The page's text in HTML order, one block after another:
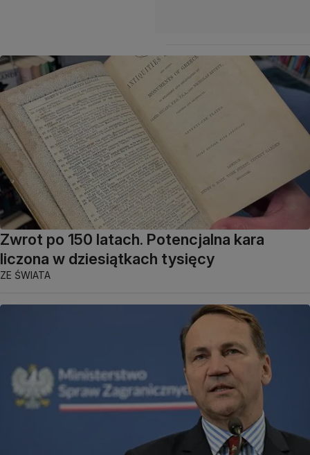
Zwrot po 150 latach. Potencjalna kara
liczona w dziesiątkach tysięcy
ZE ŚWIATA